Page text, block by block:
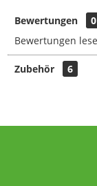
Bewertungen
0
Bewertungen
Zubehör 6